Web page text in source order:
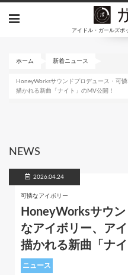
アイドル・ガールズポ
ホーム 新着ニュース
HoneyWorksサウンドプロデュース・可
描かれる新曲「ナイト」のMV公開！
NEWS
2026.04.24
可憐なアイボリー
HoneyWorksサウ
なアイボリー、ア
描かれる新曲「ナ
ニュース